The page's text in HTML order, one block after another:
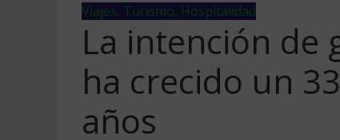
Viajes, Turismo, Hospitalidad
La intención de
ha crecido un
años